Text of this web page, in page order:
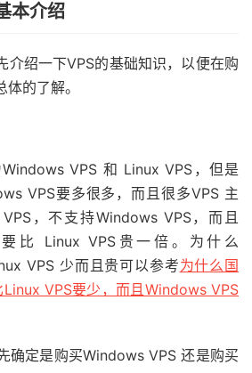
本介绍
介绍一下VPS的基础知识，以便在购
的了解。
VPS 和 Linux VPS，但是
VPS要多很多，而且很多VPS 主
，不支持Windows VPS，而且
比 Linux VPS贵一倍。为什么
VPS 少而且贵可以参考为什么国
VPS要少，而且Windows VPS
确定是购买Windows VPS 还是购买